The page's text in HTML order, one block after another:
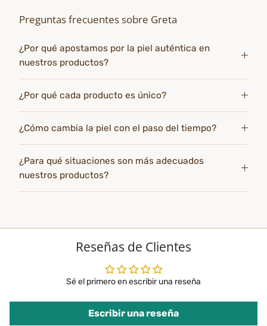
Preguntas frecuentes sobre Greta
¿Por qué apostamos por la piel auténtica en
nuestros productos?
¿Por qué cada producto es único?
¿Cómo cambia la piel con el paso del tiempo?
¿Para qué situaciones son más adecuados
nuestros productos?
Reseñas de Clientes
Sé el primero en escribir una reseña
Escribir una reseña